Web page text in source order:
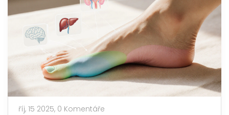
říj, 15 2025, 0 Komentáře